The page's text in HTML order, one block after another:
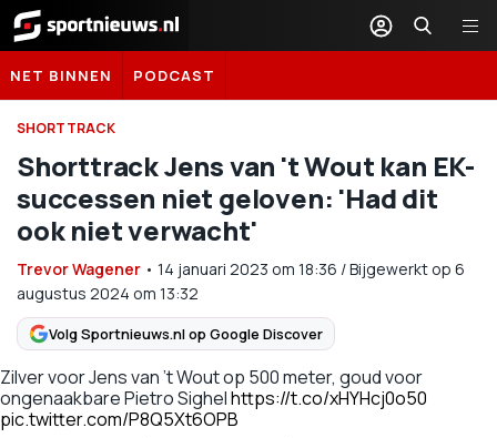
Sportnieuws.nl
NET BINNEN PODCAST
SHORTTRACK
Shorttrack Jens van 't Wout kan EK-
successen niet geloven: 'Had dit
ook niet verwacht'
Trevor Wagener • 14 januari 2023 om 18:36 /Bijgewerkt op 6
augustus 2024 om 13:32
Volg Sportnieuws.nl op Google Discover
Zilver voor Jens van ’t Wout op 500 meter, goud voor
ongenaakbare Pietro Sighelhttps://t.co/xHYHcj0o50
pic.twitter.com/P8Q5Xt6OPB